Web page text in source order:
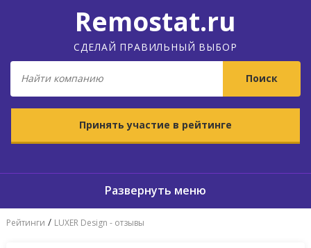
Remostat.ru
СДЕЛАЙ ПРАВИЛЬНЫЙ ВЫБОР
Принять участие в рейтинге
Рейтинги / LUXER Design - отзывы